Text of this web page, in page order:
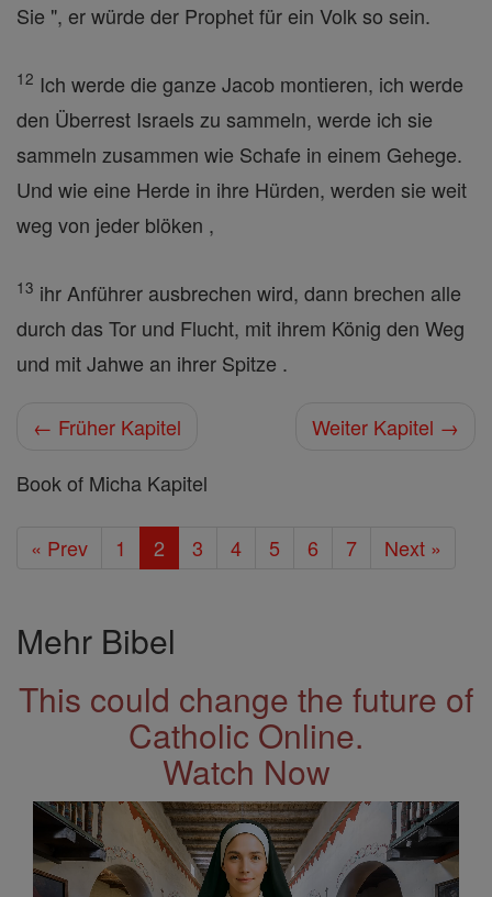
Sie ", er würde der Prophet für ein Volk so sein.
12 Ich werde die ganze Jacob montieren, ich werde
den Überrest Israels zu sammeln, werde ich sie
sammeln zusammen wie Schafe in einem Gehege.
Und wie eine Herde in ihre Hürden, werden sie weit
weg von jeder blöken ,
13 ihr Anführer ausbrechen wird, dann brechen alle
durch das Tor und Flucht, mit ihrem König den Weg
und mit Jahwe an ihrer Spitze .
← Früher Kapitel
Weiter Kapitel →
Book of Micha Kapitel
« Prev 1 2 3 4 5 6 7 Next »
Mehr Bibel
This could change the future of
Catholic Online.
Watch Now